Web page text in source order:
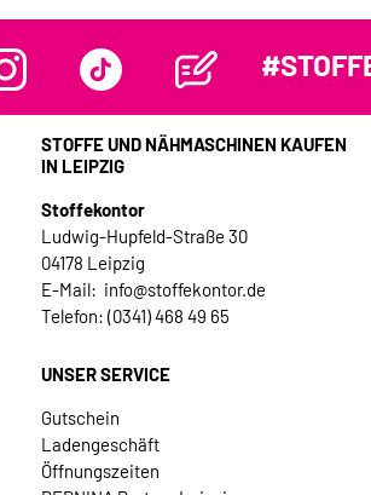
STOFFE UND NÄHMASCHINEN KAUFEN
IN LEIPZIG
Stoffekontor
Ludwig-Hupfeld-Straße 30
04178 Leipzig
E-Mail: info@stoffekontor.de
Telefon: (0341) 468 49 65
UNSER SERVICE
Gutschein
Ladengeschäft
Öffnungszeiten